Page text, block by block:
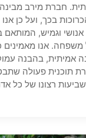
חברת מירב
בכך, ועל כן
וגמיש, המותאם
אנו מאמינים
אמיתית, בהבנה
תוכנית פעולה
רצונו של כל